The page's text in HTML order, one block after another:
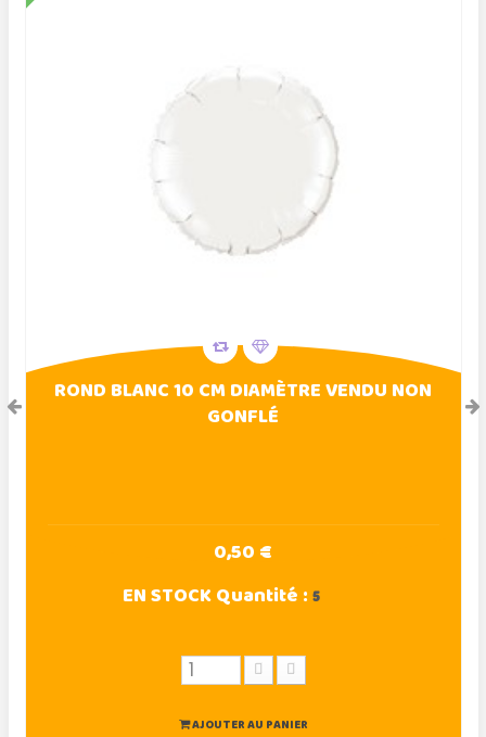
ROND BLANC 10 CM DIAMÈTRE VENDU NON
GONFLÉ
0,50 €
EN STOCKQuantité : 5
AJOUTER AU PANIER